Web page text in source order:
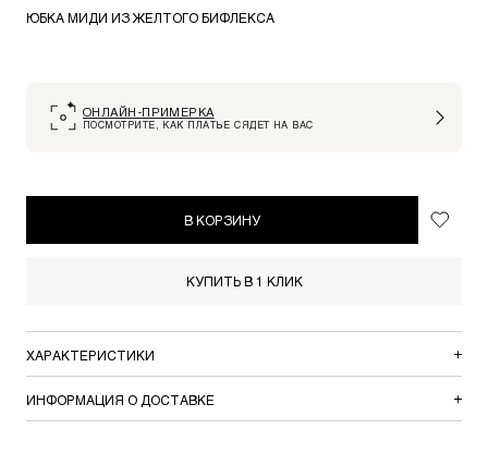
ЮБКА МИДИ ИЗ ЖЕЛТОГО БИФЛЕКСА
ОНЛАЙН-ПРИМЕРКА
ПОСМОТРИТЕ, КАК ПЛАТЬЕ СЯДЕТ НА ВАС
В КОРЗИНУ
КУПИТЬ В 1 КЛИК
ХАРАКТЕРИСТИКИ
ИНФОРМАЦИЯ О ДОСТАВКЕ